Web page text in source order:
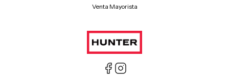
Venta Mayorista